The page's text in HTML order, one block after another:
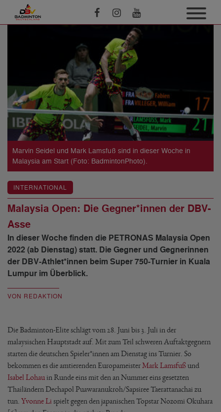
Marvin Seidel und Mark Lamsfuß sind in dieser Woche in
Malaysia am Start (Foto: BadmintonPhoto).
INTERNATIONAL
Malaysia Open: Die Gegner*innen der DBV-
Asse
In dieser Woche finden die PETRONAS Malaysia Open
2022 (ab Dienstag) statt. Die Gegner und Gegnerinnen
der DBV-Athlet*innen beim Super 750-Turnier in Kuala
Lumpur im Überblick.
VON REDAKTION
Die Badminton-Elite schlägt vom 28. Juni bis 3. Juli in der
malaysischen Hauptstadt auf. Mit zum Teil schweren Auftaktgegnern
starten die deutschen Spieler*innen am Dienstag ins Turnier. So
bekommen es die amtierenden EuropameisterMark Lamsfußund
Isabel Lohau in Runde eins mit den an Nummer eins gesetzten
Thailändern Dechapol Puawaranukroh/Sapsiree Taerattanachai zu
tun. Yvonne Li spielt gegen den japanischen Topstar Nozomi Okuhara